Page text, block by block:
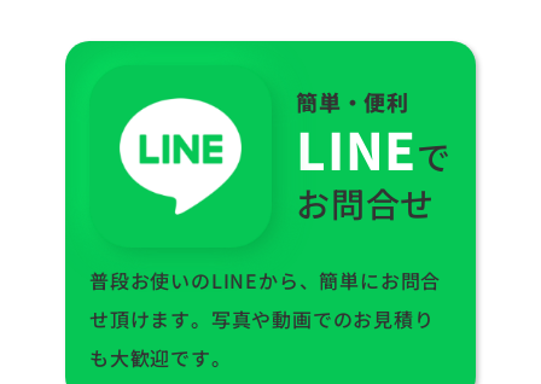
簡単・便利
LINEで
お問合せ
普段お使いのLINEから、簡単にお問合
せ頂けます。写真や動画でのお見積り
も大歓迎です。